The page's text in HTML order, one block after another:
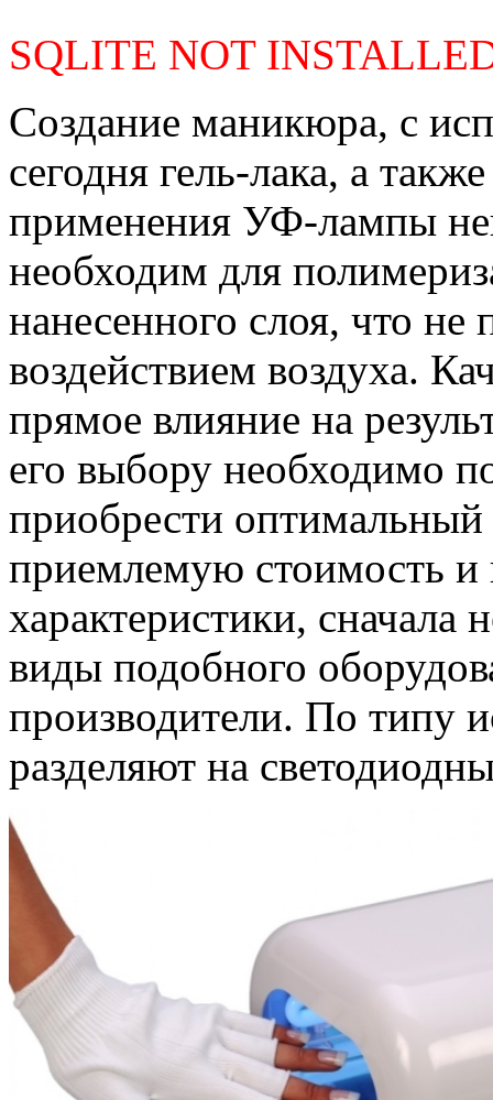
SQLITE NOT
Создание маникюра, с
сегодня гель-лака, а
применения УФ-лампы
необходим для
нанесенного слоя, что не
воздействием воздуха.
прямое влияние на
его выбору необходимо
приобрести
приемлемую стоимость и
характеристики, сначала
виды подобного
производители. По типу
разделяют на